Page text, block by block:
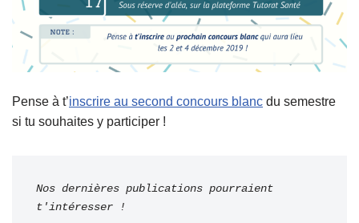
Pense à t’inscrire au second concours blanc du semestre
si tu souhaites y participer !
Nos dernières publications pourraient
t'intéresser !